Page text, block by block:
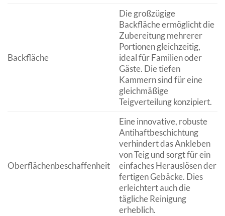
Backfläche
Die großzügige
Backfläche ermöglicht die
Zubereitung mehrerer
Portionen gleichzeitig,
ideal für Familien oder
Gäste. Die tiefen
Kammern sind für eine
gleichmäßige
Teigverteilung konzipiert.
Oberflächenbeschaffenheit
Eine innovative, robuste
Antihaftbeschichtung
verhindert das Ankleben
von Teig und sorgt für ein
einfaches Herauslösen der
fertigen Gebäcke. Dies
erleichtert auch die
tägliche Reinigung
erheblich.